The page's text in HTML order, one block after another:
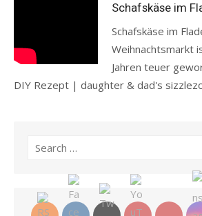
Schafskäse im
Schafskäse im
Weihnachtsmarkt
Jahren teuer
DIY Rezept | daughter & dad's
Search